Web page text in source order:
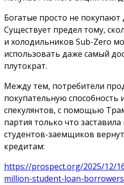
Богатые просто не покупают
Существует предел тому,
и холодильников Sub-Zero
использовать даже самый
плутократ.
Между тем, потребители
покупательную способность
спекулянтов, с помощью
партия только что
студентов-заемщиков
кредитам:
https://prospect.org/2025/12/
million-student-loan-